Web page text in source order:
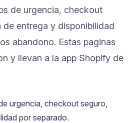
de urgencia, checkout
entrega y disponibilidad
abandono. Estas paginas
y llevan a la app Shopify de
urgencia, checkout seguro,
por separado.